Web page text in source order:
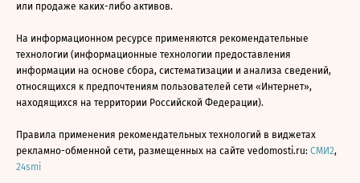
или продаже каких-либо активов.
На информационном ресурсе применяются рекомендательные
технологии (информационные технологии предоставления
информации на основе сбора, систематизации и анализа сведений,
относящихся к предпочтениям пользователей сети «Интернет»,
находящихся на территории Российской Федерации).
Правила применения рекомендательных технологий в виджетах
рекламно-обменной сети, размещенных на сайте vedomosti.ru: СМИ2,
24smi